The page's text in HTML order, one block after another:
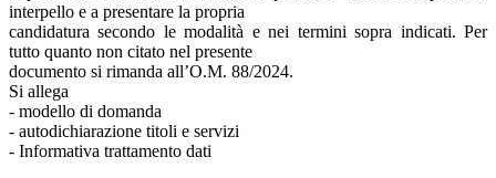
interpello e a presentare la propria
candidatura secondo le modalità e nei termini sopra indicati. Per
tutto quanto non citato nel presente
documento si rimanda all’O.M. 88/2024.
Si allega
- modello di domanda
- autodichiarazione titoli e servizi
- Informativa trattamento dati